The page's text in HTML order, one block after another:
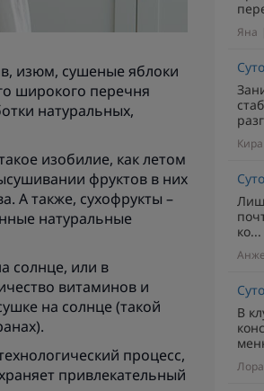
изюм, сушеные яблоки
широкого перечня
натуральных,
изобилие, как летом
фруктов в них
А также, сухофрукты –
натуральные
солнце, или в
витаминов и
на солнце (такой
процесс,
привлекательный
Яна
Кира
ко...
В
Лора